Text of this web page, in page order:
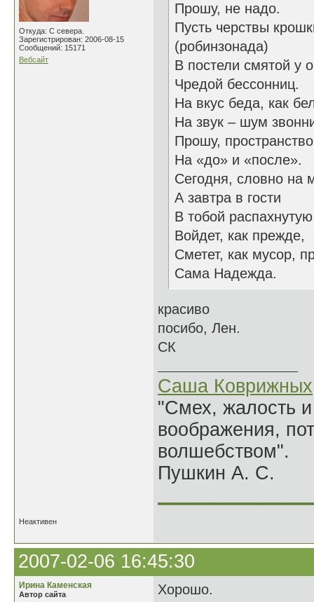
Откуда: С севера.
Зарегистрирован: 2006-08-15
Сообщений: 15171
Вебсайт
Прошу, не надо.
Пусть черствы
(робинзонада)
В постели смятой у
Чредой бессонниц.
На вкус беда, как
На звук – шум
Прошу,
На «до» и «после».
Сегодня, словно на
А завтра в гости
В тобой
Войдет, как прежде,
Сметет, как мусор,
Сама Надежда.
красиво
посибо, Лен.
СК
Саша Коврижных
"Смех, жалость
воображения,
волшебством".
Пушкин А. С.
Неактивен
2007-02-06 16:45:30
Ирина Каменская
Автор сайта
Хорошо.